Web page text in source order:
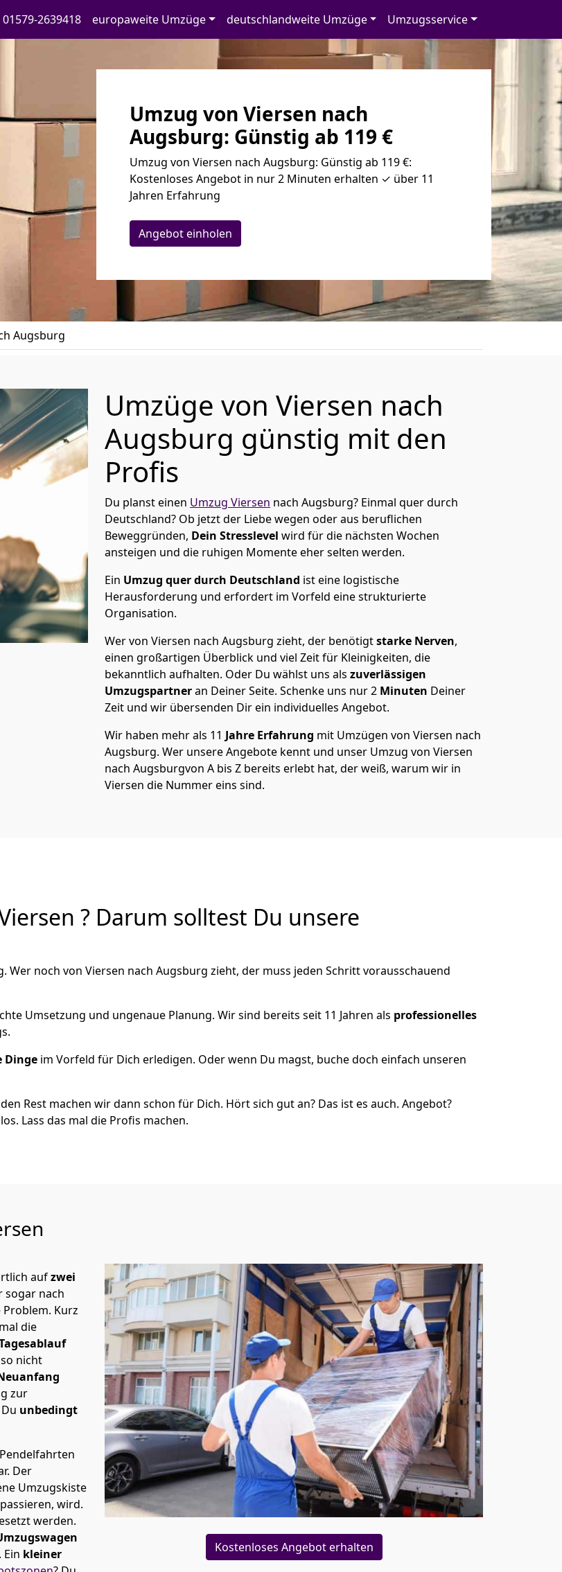
01579-2639418 europaweite Umzüge deutschlandweite Umzüge Umzugsservice
Umzug von Viersen nach
Augsburg: Günstig ab 119 €
Umzug von Viersen nach Augsburg: Günstig ab 119 €:
Kostenloses Angebot in nur 2 Minuten erhalten ✓ über 11
Jahren Erfahrung
Angebot einholen
Augsburg
Umzüge von Viersen nach
Augsburg günstig mit den
Profis
Du planst einen Umzug Viersen nach Augsburg? Einmal quer durch
Deutschland? Ob jetzt der Liebe wegen oder aus beruflichen
Beweggründen, Dein Stresslevel wird für die nächsten Wochen
ansteigen und die ruhigen Momente eher selten werden.
Ein Umzug quer durch Deutschland ist eine logistische
Herausforderung und erfordert im Vorfeld eine strukturierte
Organisation.
Wer von Viersen nach Augsburg zieht, der benötigtstarke Nerven,
einen großartigen Überblick und viel Zeit für Kleinigkeiten, die
bekanntlich aufhalten. Oder Du wählst uns als zuverlässigen
Umzugspartneran Deiner Seite. Schenke uns nur2 Minuten Deiner
Zeit und wir übersenden Dir ein individuelles Angebot.
Wir haben mehr als 11 Jahre Erfahrung mit Umzügen von Viersen nach
Augsburg. Wer unsere Angebote kennt und unser Umzug von Viersen
nach Augsburgvon A bis Z bereits erlebt hat, der weiß, warum wir in
Viersen die Nummer eins sind.
? Darum solltest Du unsere
noch von Viersen nach Augsburg zieht, der muss jeden Schritt vorausschauend
Umsetzung und ungenaue Planung. Wir sind bereits seit 11 Jahren als professionelles
Dinge im Vorfeld für Dich erledigen. Oder wenn Du magst, buche doch einfach unseren
Rest machen wir dann schon für Dich. Hört sich gut an? Das ist es auch. Angebot?
Lass das mal die Profis machen.
aufzwei
sogar nach
Kurz
die
nicht
zur
unbedingt
Der
Umzugskiste
wird.
werden.
kleiner
Kostenloses Angebot erhalten